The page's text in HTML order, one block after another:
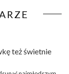
też świetnie